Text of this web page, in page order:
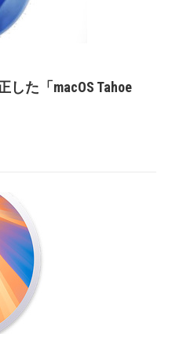
た「macOS Tahoe